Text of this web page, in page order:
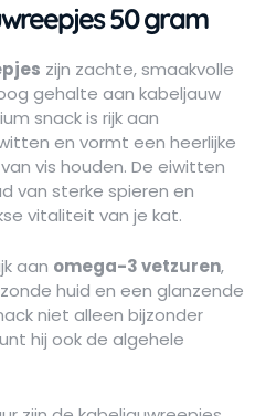
50 gram
zijn zachte, smaakvolle
gehalte aan kabeljauw
snack is rijk aan
en vormt een heerlijke
vis houden. De eiwitten
van sterke spieren en
vitaliteit van je kat.
aan omega-3 vetzuren,
huid en een glanzende
niet alleen bijzonder
hij ook de algehele